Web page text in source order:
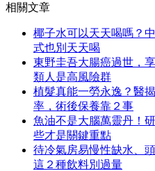
相關文章
椰子水可以天天喝嗎？
式也別天天喝
東野圭吾大腸癌過世，
類人是高風險群
植髮真能一勞永逸？醫
率，術後保養靠２事
魚油不是大腦萬靈丹！
些才是關鍵重點
待冷氣房易慢性缺水、
這２種飲料別過量